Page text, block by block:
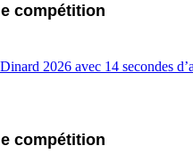
compétition
2026 avec 14 secondes
compétition